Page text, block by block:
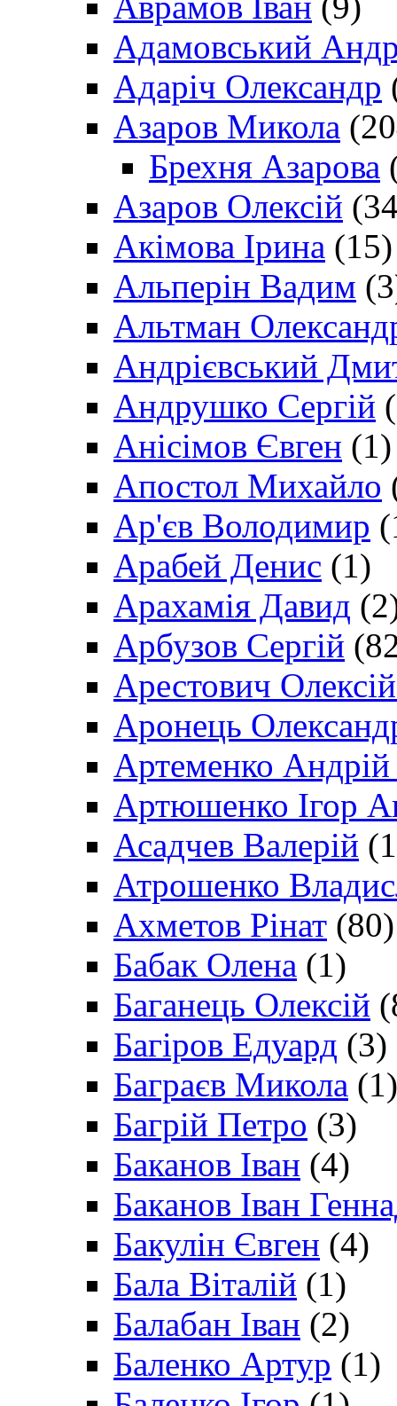
Адамовський
Адаріч Олександр
Азаров Микола
Брехня Азарова
Азаров Олексій
Акімова Ірина (15)
Альперін Вадим
Альтман
Андрієвський
Андрушко Сергій
Анісімов Євген (1)
Апостол Михайло
Ар'єв Володимир
Арабей Денис (1)
Арахамія Давид
Арбузов Сергій
Арестович
Аронець
Артеменко Андрій
Артюшенко Ігор
Асадчев Валерій
Атрошенко
Ахметов Рінат (80)
Бабак Олена (1)
Баганець Олексій
Багіров Едуард (3)
Баграєв Микола (1)
Багрій Петро (3)
Баканов Іван (4)
Баканов Іван
Бакулін Євген (4)
Бала Віталій (1)
Балабан Іван (2)
Баленко Артур (1)